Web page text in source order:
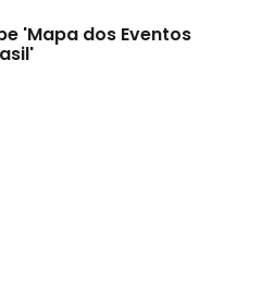
'Mapa dos Eventos